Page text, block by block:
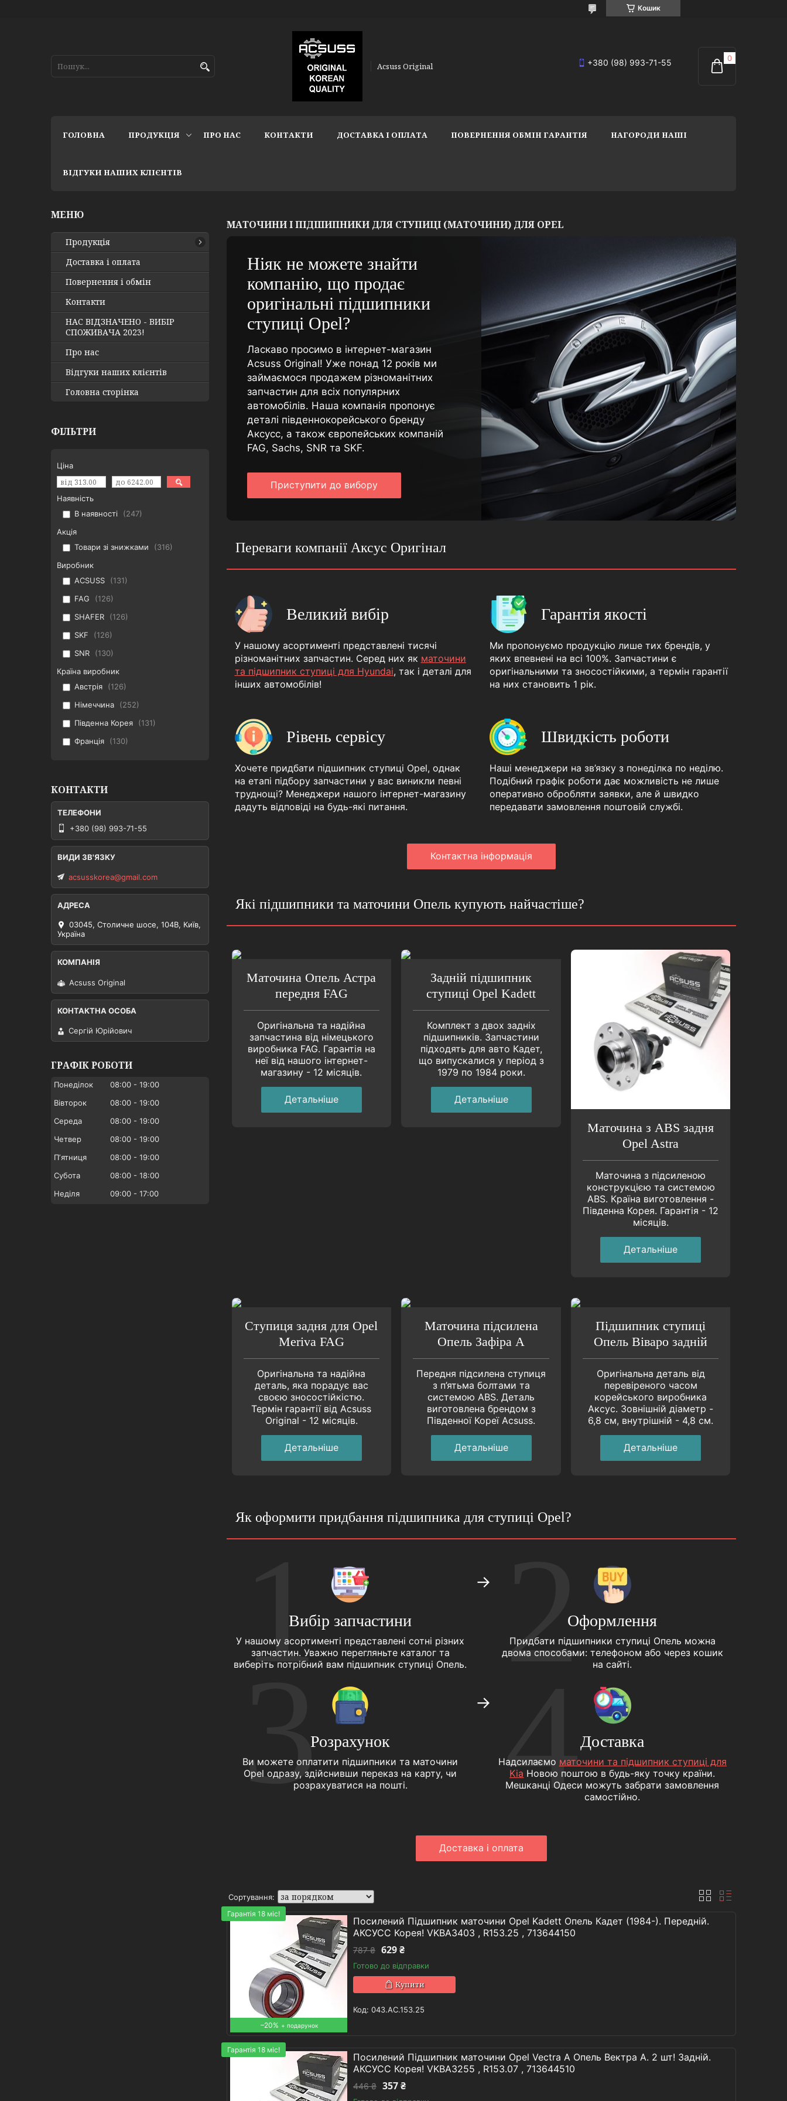
Кошик
Acsuss Original +380 (98) 993-71-55
ГОЛОВНА ПРОДУКЦІЯ ПРО НАС КОНТАКТИ ДОСТАВКА І ОПЛАТА ПОВЕРНЕННЯ ОБМІН ГАРАНТІЯ НАГОРОДИ НАШІ
ВІДГУКИ НАШИХ КЛІЄНТІВ
МАТОЧИНИ І ПІДШИПНИКИ ДЛЯ СТУПИЦІ (МАТОЧИНИ) ДЛЯ OPEL
Ніяк не можете знайти
компанію, що продає
оригінальні підшипники
ступиці Opel?
Ласкаво просимо в інтернет-магазин
Acsuss Original! Уже понад 12 років ми
займаємося продажем різноманітних
запчастин для всіх популярних
автомобілів. Наша компанія пропонує
деталі південнокорейського бренду
Аксусс, а також європейських компаній
FAG, Sachs, SNR та SKF.
Приступити до вибору
Переваги компанії Аксус Оригінал
Великий вибір
У нашому асортименті представлені тисячі
різноманітних запчастин. Серед них як маточини
та підшипник ступиці для Hyundai, так і деталі для
інших автомобілів!
Гарантія якості
Ми пропонуємо продукцію лише тих брендів, у
яких впевнені на всі 100%. Запчастини є
оригінальними та зносостійкими, а термін гарантії
на них становить 1 рік.
Рівень сервісу
Хочете придбати підшипник ступиці Opel, однак
на етапі підбору запчастини у вас виникли певні
труднощі? Менеджери нашого інтернет-магазину
дадуть відповіді на будь-які питання.
Швидкість роботи
Наші менеджери на зв’язку з понеділка по неділю.
Подібний графік роботи дає можливість не лише
оперативно обробляти заявки, але й швидко
передавати замовлення поштовій службі.
Контактна iнформацiя
Які підшипники та маточини Опель купують найчастіше?
Маточина Опель Астра
передня FAG
Оригінальна та надійна
запчастина від німецького
виробника FAG. Гарантія на
неї від нашого інтернет-
магазину - 12 місяців.
Детальнiше
Задній підшипник
ступиці Opel Kadett
Комплект з двох задніх
підшипників. Запчастини
підходять для авто Кадет,
що випускалися у період з
1979 по 1984 роки.
Детальнiше
Маточина з ABS задня
Opel Astra
Маточина з підсиленою
конструкцією та системою
ABS. Країна виготовлення -
Південна Корея. Гарантiя - 12
мiсяцiв.
Детальнiше
Ступиця задня для Opel
Meriva FAG
Оригінальна та надійна
деталь, яка порадує вас
своєю зносостійкістю.
Термін гарантії від Acsuss
Original - 12 місяців.
Детальнiше
Маточина підсилена
Опель Зафіра А
Передня підсилена ступиця
з п’ятьма болтами та
системою ABS. Деталь
виготовлена брендом з
Південної Кореї Acsuss.
Детальнiше
Підшипник ступиці
Опель Віваро задній
Оригінальна деталь від
перевіреного часом
корейського виробника
Аксус. Зовнішній діаметр -
6,8 см, внутрішній - 4,8 см.
Детальнiше
Як оформити придбання підшипника для ступиці Opel?
1Вибір запчастини
У нашому асортименті представлені сотні різних
запчастин. Уважно перегляньте каталог та
виберіть потрібний вам підшипник ступиці Опель.
→ 2Оформлення
Придбати підшипники ступиці Опель можна
двома способами: телефоном або через кошик
на сайті.
3Розрахунок
Ви можете оплатити підшипники та маточини
Opel одразу, здійснивши переказ на карту, чи
розрахуватися на пошті.
→ 4Доставка
Надсилаємо маточини та підшипник ступиці для
Kia Новою поштою в будь-яку точку країни.
Мешканці Одеси можуть забрати замовлення
самостійно.
Доставка i оплата
Гарантія 18 міс!
–20%
Посилений Підшипник маточини Opel Kadett Опель Кадет (1984-). Передній.
АКСУСС Корея! VKBA3403 , R153.25 , 713644150
787 ₴ 629 ₴
Готово до відправки
Купити
043.AC.153.25
Гарантія 18 міс!
Посилений Підшипник маточини Opel Vectra A Опель Вектра А. 2 шт! Задній.
АКСУСС Корея! VKBA3255 , R153.07 , 713644510
446 ₴ 357 ₴
Продукція
Доставка і оплата
Повернення і обмін
Контакти
НАС ВІДЗНАЧЕНО - ВИБІР
СПОЖИВАЧА 2023!
Про нас
Відгуки наших клієнтів
Головна сторінка
ФІЛЬТРИ
Ціна
Наявність
В наявності
247
Акція
Товари зі знижками
316
Виробник
ACSUSS
131
FAG
126
SHAFER
126
SKF
126
SNR
130
Країна виробник
Австрія
126
Німеччина
252
Південна Корея
131
Франція
130
КОНТАКТИ
+380 (98) 993-71-55
acsusskorea@gmail.com
03045, Столичне шосе, 104B, Київ,
Україна
Acsuss Original
Сергій Юрійович
ГРАФІК РОБОТИ
Понеділок 08:00
19:00
Вівторок
08:00
19:00
Середа
08:00
19:00
Четвер
08:00
19:00
Пʼятниця
08:00
19:00
Субота
08:00
18:00
Неділя
09:00 17:00